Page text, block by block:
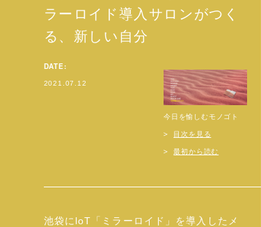
ラーロイド導入サロンがつく
る、新しい自分
DATE:
2021.07.12
今日を愉しむモノゴト
目次を見る
最初から読む
池袋にloT「ミラーロイド」を導入したメ